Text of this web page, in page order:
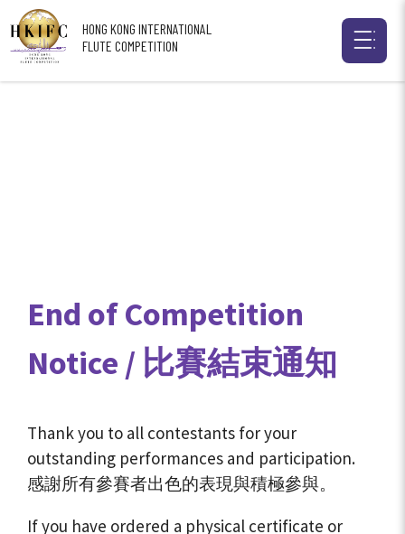
HONG KONG INTERNATIONAL
FLUTE COMPETITION
End of Competition
Notice / 比賽結束通知
Thank you to all contestants for your
outstanding performances and participation.
感謝所有參賽者出色的表現與積極參與。
If you have ordered a physical certificate or